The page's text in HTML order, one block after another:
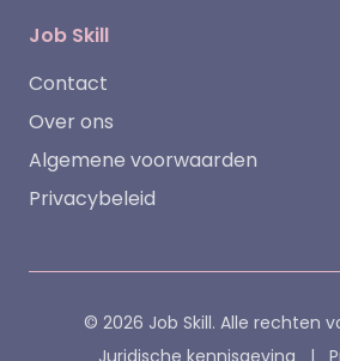
Job Skill
Contact
Over ons
Algemene voorwaarden
Privacybeleid
© 2026 Job Skill. Alle rechten
Juridische kennisgeving
|